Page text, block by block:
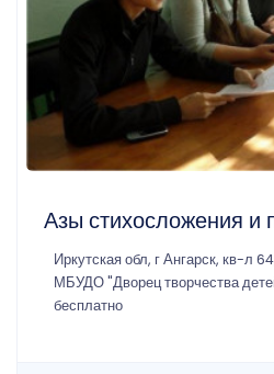
Азы стихосложения и
Иркутская обл, г Ангарск, кв-л
МБУДО "Дворец творчества
бесплатно